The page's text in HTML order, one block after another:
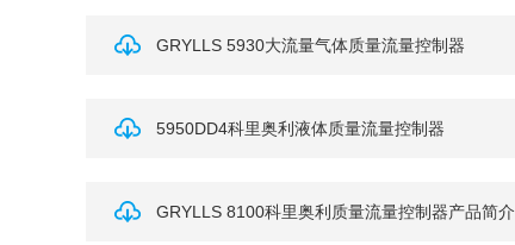
GRYLLS 5930大流量气体质量流量控制器
5950DD4科里奥利液体质量流量控制器
GRYLLS 8100科里奥利质量流量控制器产品简介